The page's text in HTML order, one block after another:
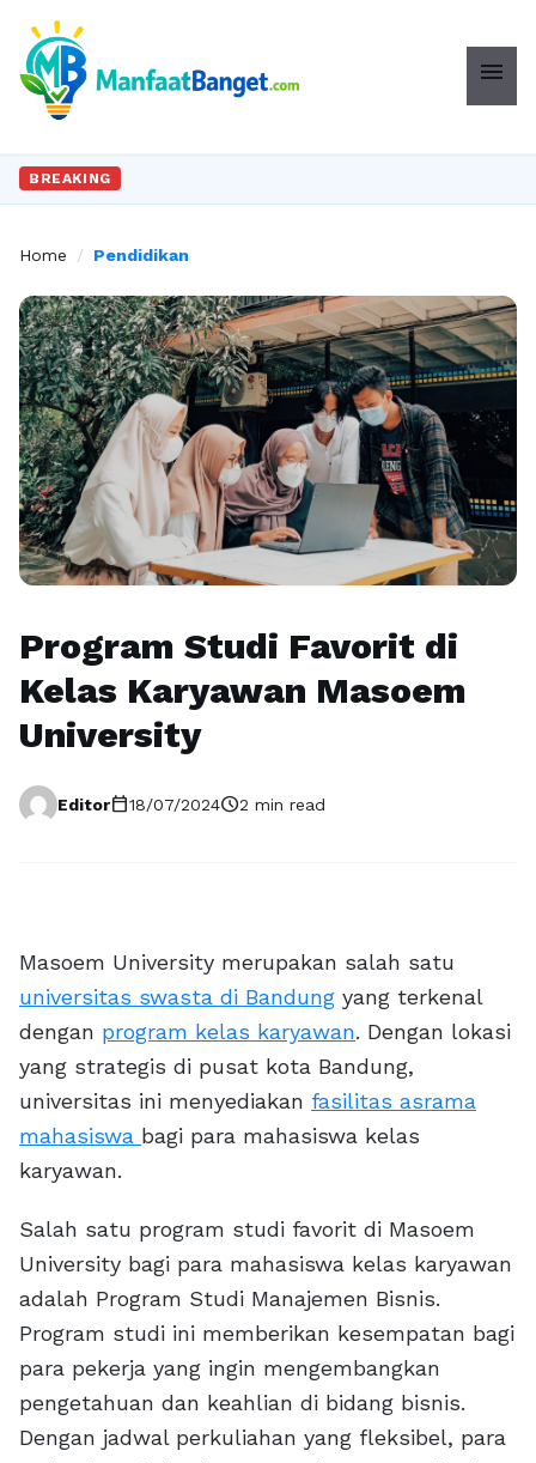
menu
BREAKING
Home / Pendidikan
Program Studi Favorit di
Kelas Karyawan Masoem
University
Editorcalendar_today18/07/2024schedule2 min read
Masoem University merupakan salah satu
universitas swasta di Bandung yang terkenal
dengan program kelas karyawan. Dengan lokasi
yang strategis di pusat kota Bandung,
universitas ini menyediakan fasilitas asrama
mahasiswa bagi para mahasiswa kelas
karyawan.
Salah satu program studi favorit di Masoem
University bagi para mahasiswa kelas karyawan
adalah Program Studi Manajemen Bisnis.
Program studi ini memberikan kesempatan bagi
para pekerja yang ingin mengembangkan
pengetahuan dan keahlian di bidang bisnis.
Dengan jadwal perkuliahan yang fleksibel, para